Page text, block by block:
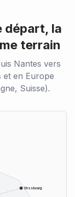
départ, la
terrain
Nantes vers
et en Europe
Suisse).
Strasbourg